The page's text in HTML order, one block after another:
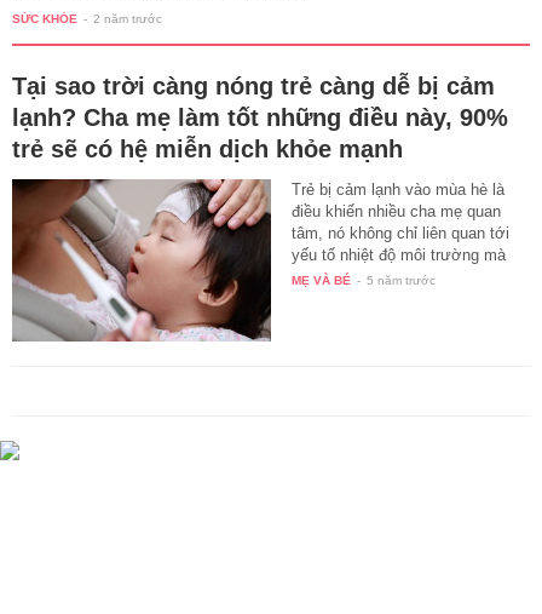
SỨC KHỎE - 2 năm trước
Tại sao trời càng nóng trẻ càng dễ bị cảm
lạnh? Cha mẹ làm tốt những điều này, 90%
trẻ sẽ có hệ miễn dịch khỏe mạnh
Trẻ bị cảm lạnh vào mùa hè là
điều khiến nhiều cha mẹ quan
tâm, nó không chỉ liên quan tới
yếu tố nhiệt độ môi trường mà
cả…
MẸ VÀ BÉ - 5 năm trước